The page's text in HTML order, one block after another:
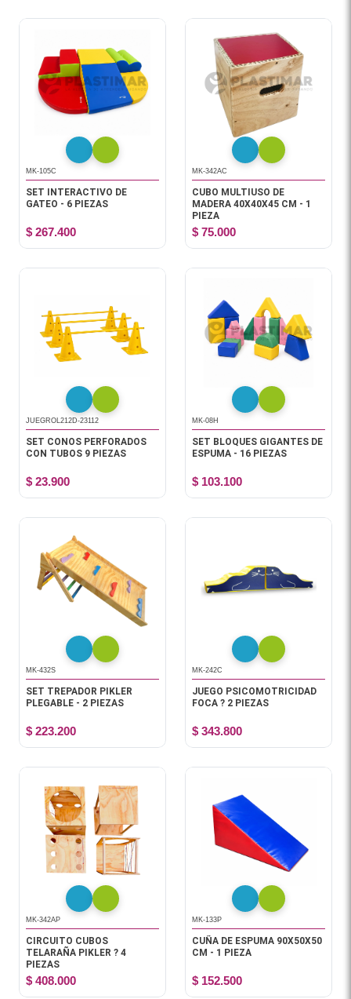
MK-105C
SET INTERACTIVO DE
GATEO - 6 PIEZAS
$ 267.400
MK-342AC
CUBO MULTIUSO DE
MADERA 40X40X45 CM - 1
PIEZA
$ 75.000
JUEGROL212D-23112
SET CONOS PERFORADOS
CON TUBOS 9 PIEZAS
$ 23.900
MK-08H
SET BLOQUES GIGANTES DE
ESPUMA - 16 PIEZAS
$ 103.100
MK-432S
SET TREPADOR PIKLER
PLEGABLE - 2 PIEZAS
$ 223.200
MK-242C
JUEGO PSICOMOTRICIDAD
FOCA ? 2 PIEZAS
$ 343.800
MK-342AP
CIRCUITO CUBOS
TELARAÑA PIKLER ? 4
PIEZAS
$ 408.000
MK-133P
CUÑA DE ESPUMA 90X50X50
CM - 1 PIEZA
$ 152.500